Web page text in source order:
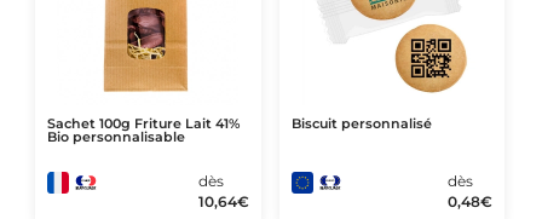
Sachet 100g Friture Lait 41%
Bio personnalisable
dès
10,64€
Biscuit personnalisé
dès
0,48€